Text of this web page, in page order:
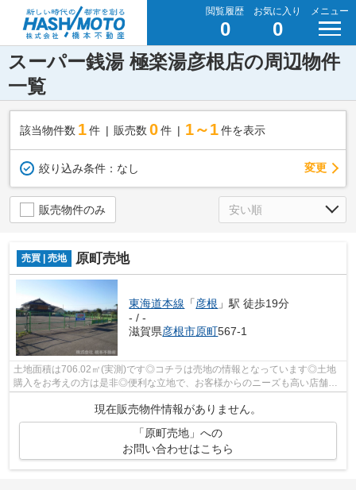
閲覧履歴
0
お気に入り
0
メニュー
スーパー銭湯 極楽湯彦根店の周辺物件
一覧
該当物件数 1件 販売数 0 件 1～1 件を表示
絞り込み条件： なし 変更
販売物件のみ
売買 | 売地 原町売地
東海道本線 「彦根 」駅 徒歩19分
- / -
滋賀県彦根市原町567-1
土地面積は706.02㎡(実測)です◎コチラは売地の情報となっています◎土地
購入をお考えの方は是非◎便利な立地で、お客様からのニーズも高い店舗用
現在販売物件情報がありません。
「原町売地」への
お問い合わせはこちら